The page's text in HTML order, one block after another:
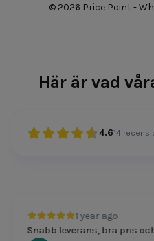
© 2026 Price Point -
Här är vad
4.614
1 year ago
Snabb leverans, bra pris